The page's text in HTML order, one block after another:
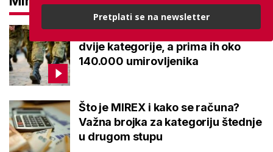
Mirovine branitelja: Dijele se u
dvije kategorije, a prima ih oko
140.000 umirovljenika
Što je MIREX i kako se računa?
Važna brojka za kategoriju štednje
u drugom stupu
Pretplati se na newsletter